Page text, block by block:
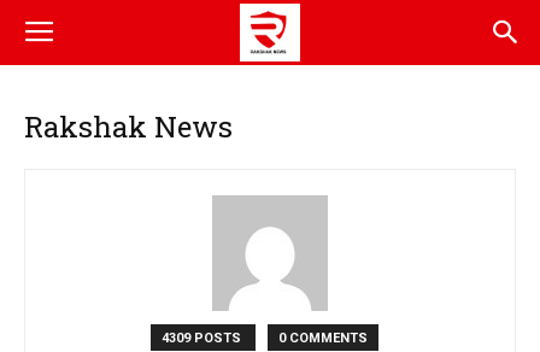
Rakshak News
4309 POSTS 0 COMMENTS